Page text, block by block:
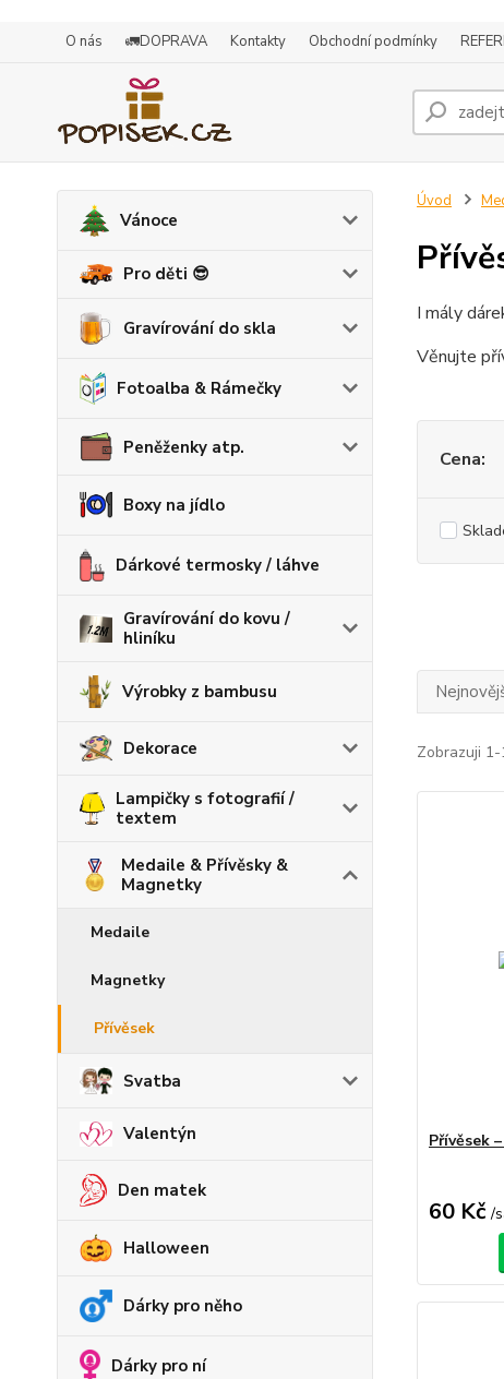
O nás 🚛DOPRAVA Kontakty Obchodní podmínky
Vánoce
Pro děti 😎
Gravírování do skla
Fotoalba & Rámečky
Peněženky atp.
Boxy na jídlo
Dárkové termosky / láhve
Gravírování do kovu /
hliníku
Výrobky z bambusu
Dekorace
Lampičky s fotografií /
textem
Medaile & Přívěsky &
Magnetky
Medaile
Magnetky
Přívěsek
Svatba
Valentýn
Den matek
Halloween
Dárky pro něho
Dárky pro ní
Úvod
I mály
Věnujte
Cena:
Zobrazuji
Přívěsek
60 Kč /